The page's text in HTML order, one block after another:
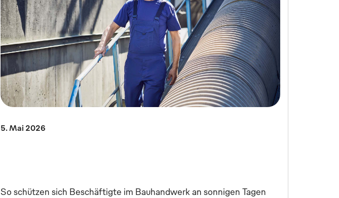
5. Mai 2026
So schützen sich Beschäftigte im Bauhandwerk an sonnigen Tagen